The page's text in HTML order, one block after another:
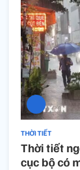
THỜI TIẾT
Thời tiết
cục bộ có